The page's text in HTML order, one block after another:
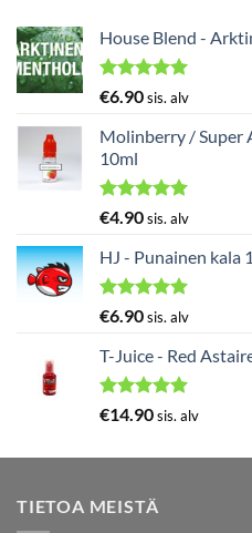
House Blend -
Arvostelu
5.00/ 5
€6.90sis. alv
Molinberry / Super
10ml
Arvostelu
5.00
/ 5
€4.90sis. alv
HJ - Punainen kala
Arvostelu
5.00
/ 5
€6.90sis. alv
T-Juice - Red
Arvostelu
€14.90sis. alv
TIETOA MEISTÄ